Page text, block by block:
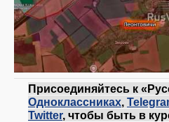
Присоединяйтесь к
Одноклассниках,
Twitter, чтобы быть в